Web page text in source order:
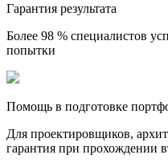
Гарантия результата
Более 98 % специалистов
попытки
Помощь в подготовке
Для проектировщиков,
гарантия при прохождении